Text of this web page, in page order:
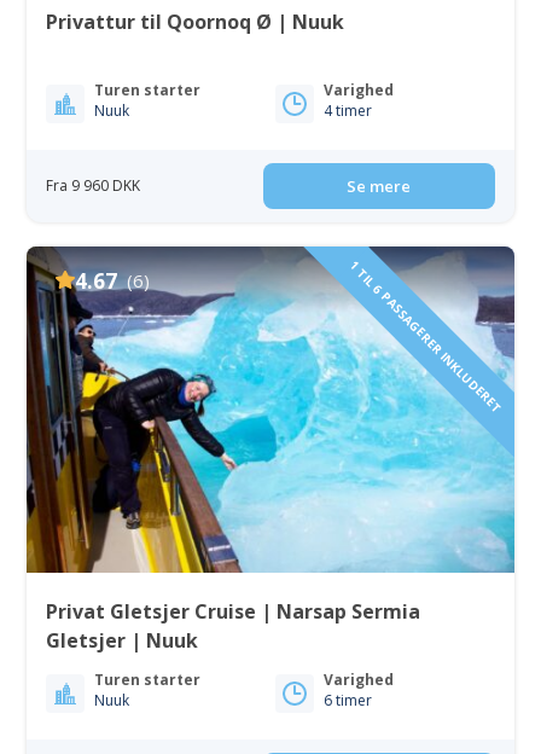
Privattur til Qoornoq Ø | Nuuk
Turen starter
Nuuk
Varighed
4 timer
Fra 9 960 DKK Se mere
4.67 (6) 1 TIL 6 PASSAGERER INKLUDERET
Privat Gletsjer Cruise | Narsap Sermia
Gletsjer | Nuuk
Turen starter
Nuuk
Varighed
6 timer